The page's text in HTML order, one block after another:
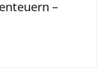
–